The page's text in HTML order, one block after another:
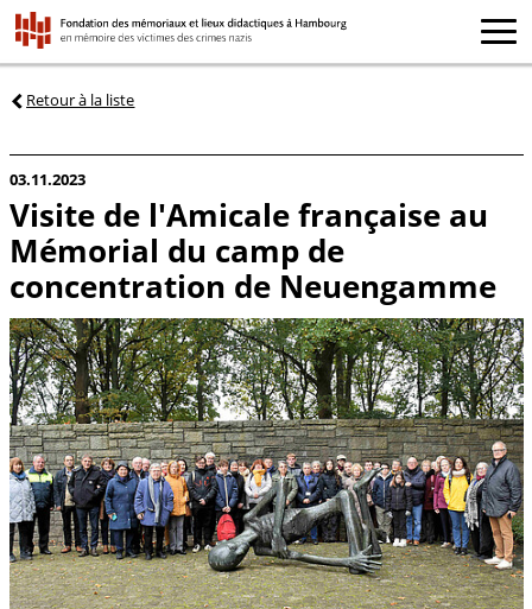
Retour à la liste
03.11.2023
Visite de l'Amicale française au
Mémorial du camp de
concentration de Neuengamme